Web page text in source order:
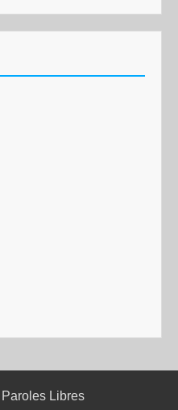
Paroles Libres